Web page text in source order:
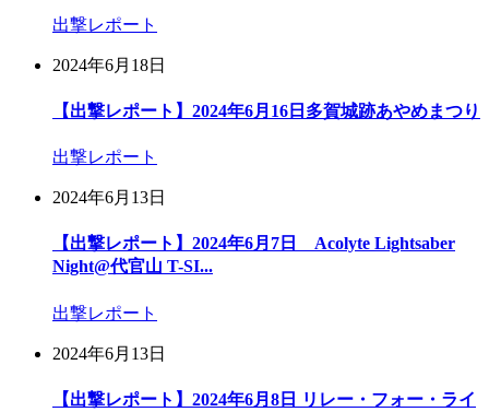
出撃レポート
2024年6月18日
【出撃レポート】2024年6月16日多賀城跡あやめまつり
出撃レポート
2024年6月13日
【出撃レポート】2024年6月7日 Acolyte Lightsaber
Night@代官山 T-SI...
出撃レポート
2024年6月13日
【出撃レポート】2024年6月8日 リレー・フォー・ライ